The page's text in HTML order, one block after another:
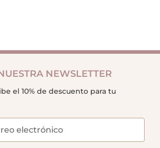
NEWSLETTER
el 10% de descuento para tu